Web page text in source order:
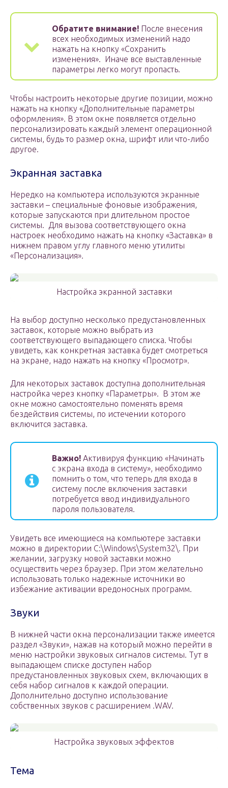
Обратите внимание! После внесения
всех необходимых изменений надо
нажать на кнопку «Сохранить
изменения». Иначе все выставленные
параметры легко могут пропасть.
Чтобы настроить некоторые другие позиции, можно
нажать на кнопку «Дополнительные параметры
оформления». В этом окне появляется отдельно
персонализировать каждый элемент операционной
системы, будь то размер окна, шрифт или что-либо
другое.
Экранная заставка
Нередко на компьютера используются экранные
заставки – специальные фоновые изображения,
которые запускаются при длительном простое
системы. Для вызова соответствующего окна
настроек необходимо нажать на кнопку «Заставка» в
нижнем правом углу главного меню утилиты
«Персонализация».
Настройка экранной заставки
На выбор доступно несколько предустановленных
заставок, которые можно выбрать из
соответствующего выпадающего списка. Чтобы
увидеть, как конкретная заставка будет смотреться
на экране, надо нажать на кнопку «Просмотр».
Для некоторых заставок доступна дополнительная
настройка через кнопку «Параметры». В этом же
окне можно самостоятельно поменять время
бездействия системы, по истечении которого
включится заставка.
Важно! Активируя функцию «Начинать
с экрана входа в систему», необходимо
помнить о том, что теперь для входа в
систему после включения заставки
потребуется ввод индивидуального
пароля пользователя.
Увидеть все имеющиеся на компьютере заставки
можно в директории C:\Windows\System32\. При
желании, загрузку новой заставки можно
осуществить через браузер. При этом желательно
использовать только надежные источники во
избежание активации вредоносных программ.
Звуки
В нижней части окна персонализации также имеется
раздел «Звуки», нажав на который можно перейти в
меню настройки звуковых сигналов системы. Тут в
выпадающем списке доступен набор
предустановленных звуковых схем, включающих в
себя набор сигналов к каждой операции.
Дополнительно доступно использование
собственных звуков с расширением .WAV.
Настройка звуковых эффектов
Тема